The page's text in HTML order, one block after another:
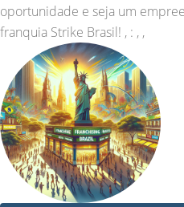
oportunidade e seja um
franquia Strike Brasil! , : , ,